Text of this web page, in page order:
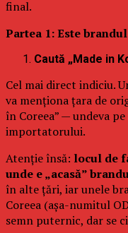
final.
Partea 1: Este
Caută „Made in
Cel mai direct indiciu.
va menționa țara de
în Coreea” — undeva
importatorului.
Atenție însă: locul de
unde e „acasă”
în alte țări, iar unele
Coreea (așa-numitul
semn puternic, dar se